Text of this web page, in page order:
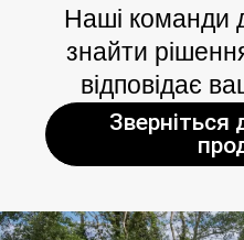
Наші команди
знайти
відповідає
Зверніться